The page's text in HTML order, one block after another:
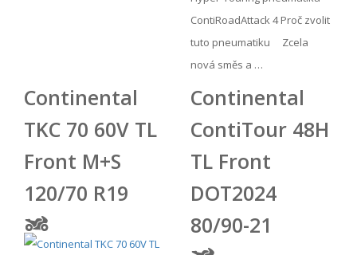
ContiRoadAttack 4 Proč zvolit
tuto pneumatiku Zcela
nová směs a …
Continental
TKC 70 60V TL
Front M+S
120/70 R19
Continental
ContiTour 48H
TL Front
DOT2024
80/90-21